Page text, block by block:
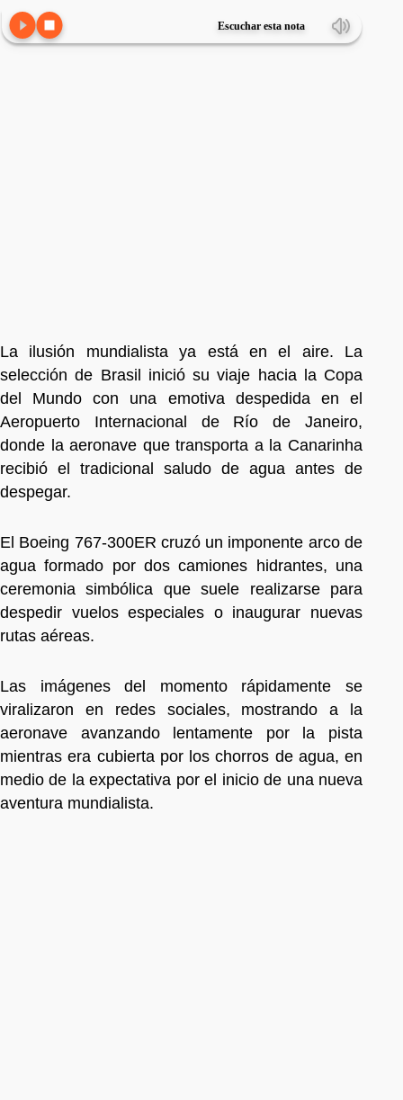
Escuchar esta nota
La ilusión mundialista ya está en el aire. La
selección de Brasil inició su viaje hacia la Copa
del Mundo con una emotiva despedida en el
Aeropuerto Internacional de Río de Janeiro,
donde la aeronave que transporta a la Canarinha
recibió el tradicional saludo de agua antes de
despegar.
El Boeing 767-300ER cruzó un imponente arco de
agua formado por dos camiones hidrantes, una
ceremonia simbólica que suele realizarse para
despedir vuelos especiales o inaugurar nuevas
rutas aéreas.
Las imágenes del momento rápidamente se
viralizaron en redes sociales, mostrando a la
aeronave avanzando lentamente por la pista
mientras era cubierta por los chorros de agua, en
medio de la expectativa por el inicio de una nueva
aventura mundialista.